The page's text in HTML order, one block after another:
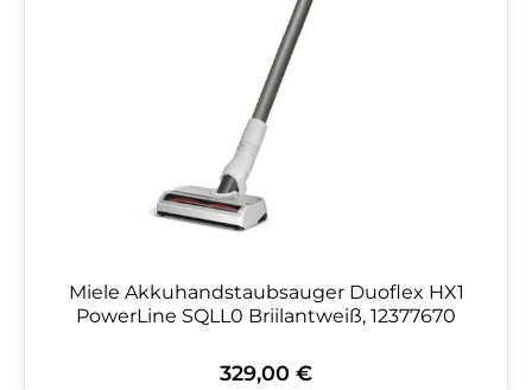
Miele Akkuhandstaubsauger Duoflex HX1
PowerLine SQLL0 Briilantweiß, 12377670
Regulärer Preis:
329,00 €